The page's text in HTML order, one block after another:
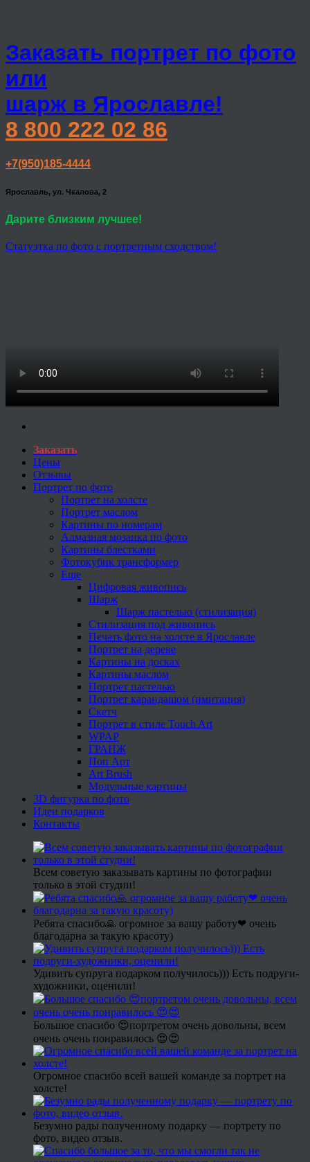
Заказать портрет по фото
или
шарж в Ярославле!
8 800 222 02 86
+7(950)185-4444
Ярославль, ул. Чкалова, 2
Дарите близким лучшее!
Статуэтка по фото с портретным сходством!
Заказать
Цены
Отзывы
Портрет по фото
Портрет на холсте
Портрет маслом
Картины по номерам
Алмазная мозаика по фото
Картины блестками
Фотокубик трансформер
Еще
Цифровая живопись
Шарж
Шарж пастелью (стилизация)
Стилизация под живопись
Печать фото на холсте в Ярославле
Портрет на дереве
Картины на досках
Картины маслом
Портрет пастелью
Портрет карандашом (имитация)
Скетч
Портрет в стиле Touch Art
WPAP
ГРАНЖ
Поп Арт
Art Brush
Модульные картины
3D фигурка по фото
Идеи подарков
Контакты
Всем советую заказывать картины по фотографии
только в этой студии!
Ребята спасибо🙏 огромное за вашу работу❤ очень
благодарна за такую красоту)
Удивить супруга подарком получилось))) Есть подруги-
художники, оценили!
Большое спасибо 😍портретом очень довольны, всем
очень очень понравилось 😍😍
Огромное спасибо всей вашей команде за портрет на
холсте!
Безумно рады полученному подарку — портрету по
фото, видео отзыв.